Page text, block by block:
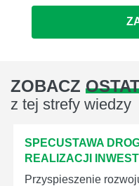
ZOBACZ
z tej strefy wiedzy
SPECUSTAWA
REALIZACJI
Przyspieszenie